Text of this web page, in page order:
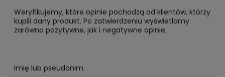
Weryfikujemy, które opinie pochodzą od klientów, którzy
kupili dany produkt. Po zatwierdzeniu wyświetlamy
zarówno pozytywne, jak i negatywne opinie;
Imię lub pseudonim: